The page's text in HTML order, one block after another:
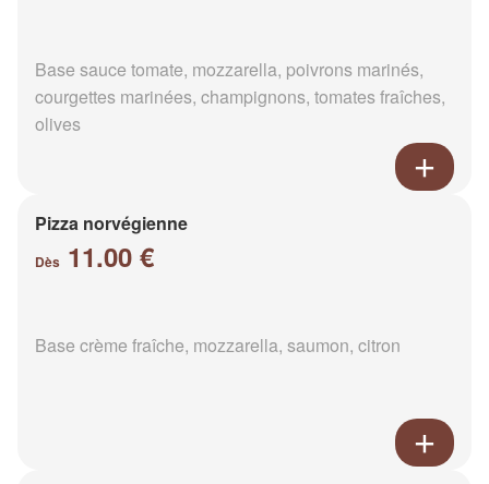
Base sauce tomate, mozzarella, poivrons marinés,
courgettes marinées, champignons, tomates fraîches,
olives
Pizza norvégienne
Dès 11.00 €
Base crème fraîche, mozzarella, saumon, citron